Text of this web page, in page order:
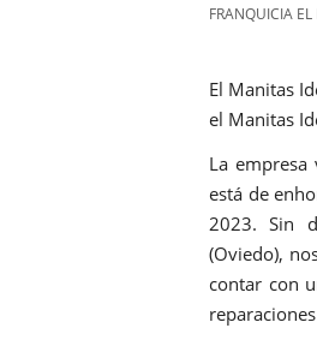
FRANQUICIA
El Manitas
el Manitas
La empresa
está de
2023. Sin
(Oviedo),
contar con